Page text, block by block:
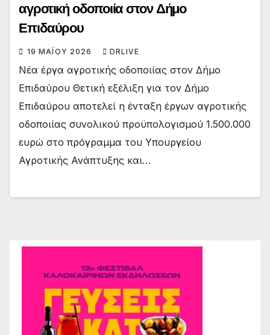
αγροτική οδοποιία στον Δήμο
Επιδαύρου
19 ΜΑΪ́ΟΥ 2026 DRLIVE
Νέα έργα αγροτικής οδοποιίας στον Δήμο
Επιδαύρου Θετική εξέλιξη για τον Δήμο
Επιδαύρου αποτελεί η ένταξη έργων αγροτικής
οδοποιίας συνολικού προϋπολογισμού 1.500.000
ευρώ στο πρόγραμμα του Υπουργείου
Αγροτικής Ανάπτυξης και…